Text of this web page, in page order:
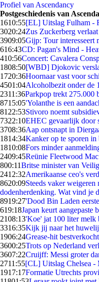
Profiel van Ascendancy
Postgeschiedenis van
1610:55[EL] Uitslag Fulham -
3020:24Zus Zuckerberg
3909:05Gijp: Tour interesseert
616:43CD: Pagan's Mind -
410:56Concert: Cavalera
1808:50[WBD] Djokovic
1720:36Hoornaar vast voor
4501:04Alcoholbezit onder de
2311:36Parkpop trekt 275.000
8715:05'Yolanthe is een
81 22:53Stivoro noemt
7322:10EHEC gevaarlijk door
3708:36Aap ontsnapt in
1814:34Kanker op te sporen in
1810:08Fors minder
2409:45Reünie Fleetwood
800:11Britse minister van
2412:32Amerikaanse ceo's
8620:09Steeds vaker
dodenherdenking. Wat vind je
8919:27'Dood Bin Laden
619:18Japan keurt aangepaste
2108:13'Koe' jat 100 liter melk
3316:35Kijk jij naar het
1906:24Grease-hit
3600:25Trots op Nederland
3607:22Cruijff: Messi groter
2711:55[CL] Uitslag Chelsea -
1917:17Formatie Utrechts